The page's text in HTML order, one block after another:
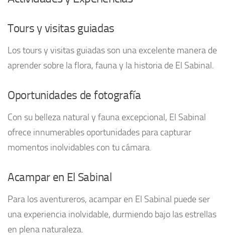
Tours y visitas guiadas
Los tours y visitas guiadas son una excelente manera de
aprender sobre la flora, fauna y la historia de El Sabinal.
Oportunidades de fotografía
Con su belleza natural y fauna excepcional, El Sabinal
ofrece innumerables oportunidades para capturar
momentos inolvidables con tu cámara.
Acampar en El Sabinal
Para los aventureros, acampar en El Sabinal puede ser
una experiencia inolvidable, durmiendo bajo las estrellas
en plena naturaleza.